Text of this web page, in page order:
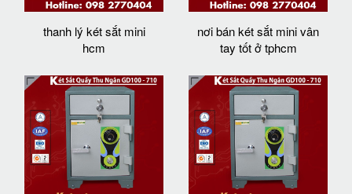
thanh lý két sắt mini
hcm
nơi bán két sắt mini vân
tay tốt ở tphcm